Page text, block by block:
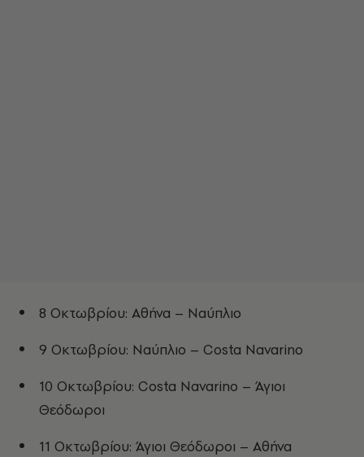
8 Οκτωβρίου: Αθήνα – Ναύπλιο
9 Οκτωβρίου: Ναύπλιο – Costa Navarino
10 Οκτωβρίου: Costa Navarino – Άγιοι
Θεόδωροι
11 Οκτωβρίου: Άγιοι Θεόδωροι – Αθήνα